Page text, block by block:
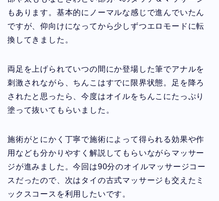
もあります。基本的にノーマルな感じで進んでいたん
ですが、仰向けになってから少しずつエロモードに転
換してきました。
両足を上げられていつの間にか登場した筆でアナルを
刺激されながら、ちんこはすでに限界状態。足を降ろ
されたと思ったら、今度はオイルをちんこにたっぷり
塗って抜いてもらいました。
施術がとにかく丁寧で施術によって得られる効果や作
用なども分かりやすく解説してもらいながらマッサー
ジが進みました。今回は90分のオイルマッサージコー
スだったので、次はタイの古式マッサージも交えたミ
ックスコースを利用したいです。